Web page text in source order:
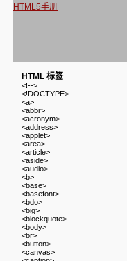
HTML5手册
HTML 标签
<!-->
<!DOCTYPE>
<a>
<abbr>
<acronym>
<address>
<applet>
<area>
<article>
<aside>
<audio>
<b>
<base>
<basefont>
<bdo>
<big>
<blockquote>
<body>
<br>
<button>
<canvas>